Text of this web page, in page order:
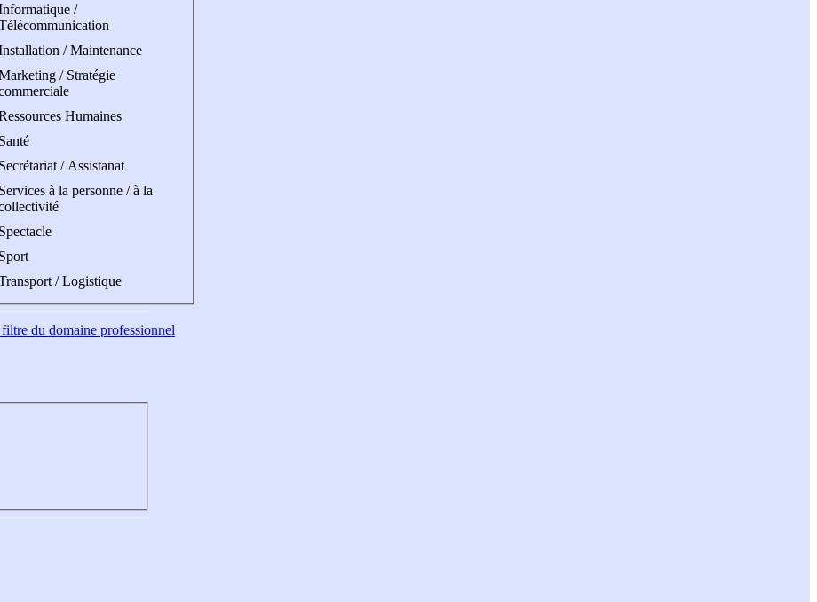
/
/ Maintenance
/ Stratégie
Humaines
Santé
Secrétariat / Assistanat
Services à la personne / à la
Spectacle
Sport
/ Logistique
du domaine professionnel